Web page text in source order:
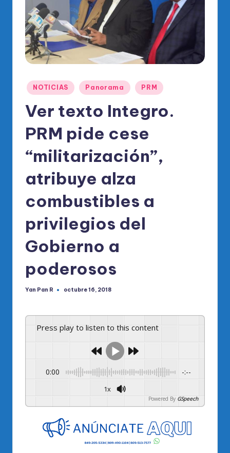
di
o
ci
al
el
R
M
Publicado
en
NOTICIAS Panorama PRM
Ver texto Integro.
PRM pide cese
“militarización”,
atribuye alza
combustibles a
privilegios del
Gobierno a
poderosos
Publicado
Yan Pan R octubre 16, 2018
Press play to listen to this content
0:00 -:--
1x
Powered By GSpeech